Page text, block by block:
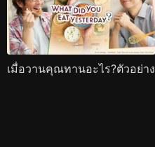
เมื่อวานคุณทานอะไร?ตัวอย่าง